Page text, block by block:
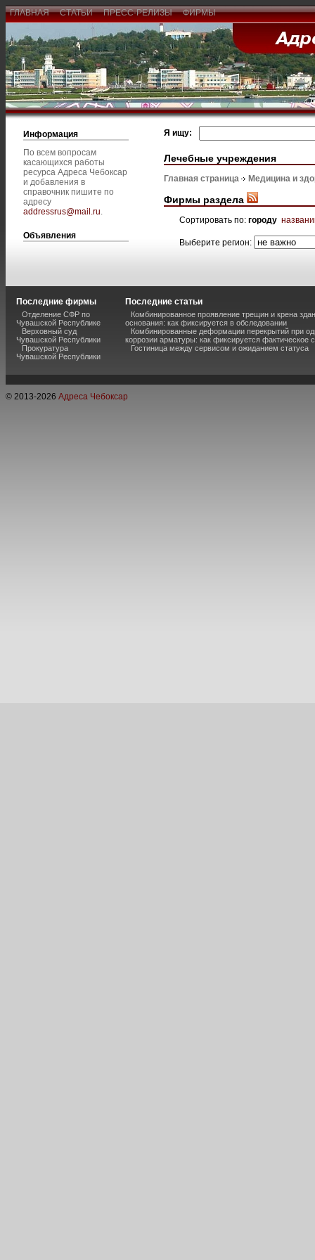
ГЛАВНАЯ СТАТЬИ ПРЕСС-РЕЛИЗЫ ФИРМЫ
Информация
По всем вопросам
касающихся работы
ресурса Адреса Чебоксар
и добавления в
справочник пишите по
адресу
addressrus@mail.ru.
Объявления
Я ищу:
Лечебные учреждения
Главная страница Медицина и
Фирмы раздела
Сортировать по: городу
Выберите регион:
Последние фирмы
Отделение СФР по
Чувашской Республике
Верховный суд
Чувашской Республики
Прокуратура
Чувашской Республики
Последние статьи
Комбинированное проявление трещин и крена
основания: как фиксируется в обследовании
Комбинированные деформации перекрытий при
коррозии арматуры: как фиксируется фактическое
Гостиница между сервисом и ожиданием статуса
© 2013-2026 Адреса Чебоксар